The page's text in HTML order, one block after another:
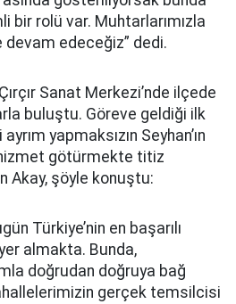
bir rolü var. Muhtarlarımızla
edeceğiz” dedi.
Sanat Merkezi’nde ilçede
buluştu. Göreve geldiği ilk
yapmaksızın Seyhan’ın
götürmekte titiz
Akay, şöyle konuştu:
Türkiye’nin en başarılı
almakta. Bunda,
doğrudan doğruya bağ
gerçek temsilcisi